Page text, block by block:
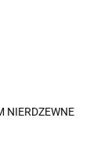
NIERDZEWNE